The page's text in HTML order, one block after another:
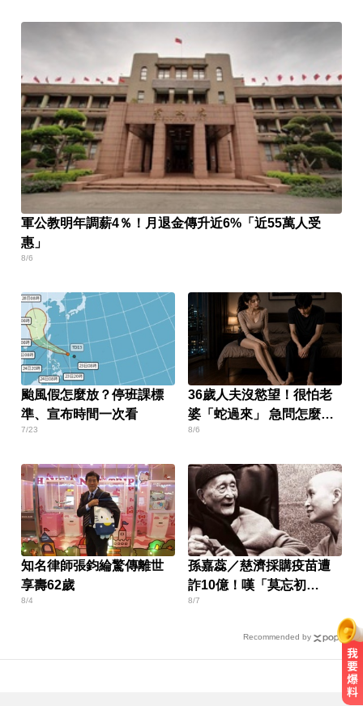
軍公教明年調薪4％！月退金傳升近6%「近55萬人受
惠」
8/6
颱風假怎麼放？停班課標
準、宣布時間一次看
7/23
36歲人夫沒慾望！很怕老
婆「蛇過來」 急問怎麼
辦？
8/6
知名律師張鈞綸驚傳離世
享壽62歲
8/4
孫嘉蕊／慈濟採購疫苗遭
詐10億！嘆「莫忘初
心」：善意也需監督
8/7
Recommended by